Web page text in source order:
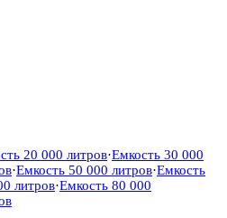
20 000 литров·Емкость 30 000
·Емкость 50 000 литров·Емкость
литров·Емкость 80 000